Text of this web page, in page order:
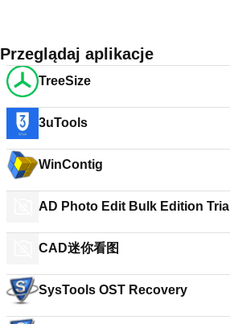
Przeglądaj aplikacje
TreeSize
3uTools
WinContig
AD Photo Edit Bulk Edition Trial
CAD迷你看图
SysTools OST Recovery